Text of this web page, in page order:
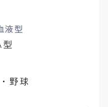
液型
野球